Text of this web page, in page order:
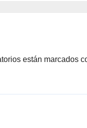
están marcados